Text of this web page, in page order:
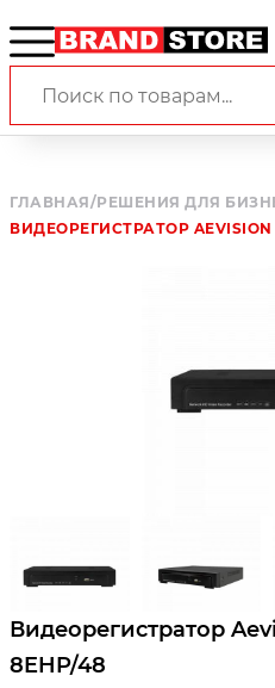
ГЛАВНАЯ/РЕШЕНИЯ ДЛЯ
ВИДЕОРЕГИСТРАТОР AEVISION
Видеорегистратор
8EHP/48